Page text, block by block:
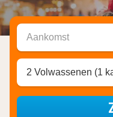
Aankomst
2 Volwassenen (1